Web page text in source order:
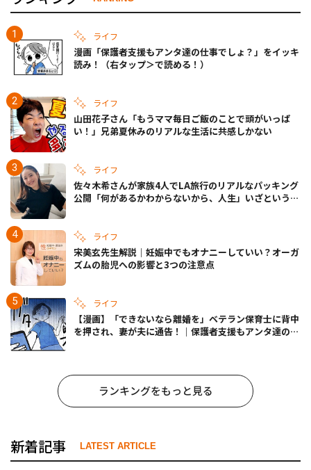
ライフ
漫画「保護者支援もアンタ達の仕事でしょ？」をイッキ
読み！（右タップ＞で読める！）
ライフ
山田花子さん「もうママ毎日ご飯のことで頭がいっぱ
い！」兄弟夏休みのリアルな生活に共感しかない
ライフ
佐々木希さんが家族4人でLA旅行のリアルなパッキング
公開「何があるかわからないから、人生」いざというと
ライフ
宋美玄先生解説｜妊娠中でもオナニーしていい？オーガ
ズムの胎児への影響と3つの注意点
ライフ
【漫画】「できないなら離婚を」ベテラン保育士に背中
を押され、妻が夫に通告！｜保護者支援もアンタ達の仕
ランキングをもっと見る
新着記事 LATEST ARTICLE